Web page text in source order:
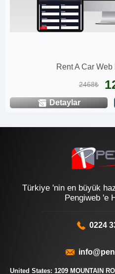
Rent A Car
2468₺
Detaylar
Türkiye 'nin en büyük
Pengiweb 'e
0224
United States: 1209 MOUNTAIN